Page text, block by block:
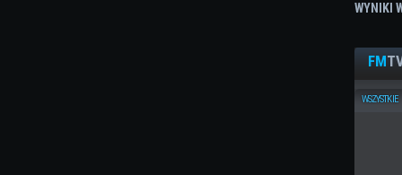
WYNIKI
FM
WSZYSTKIE